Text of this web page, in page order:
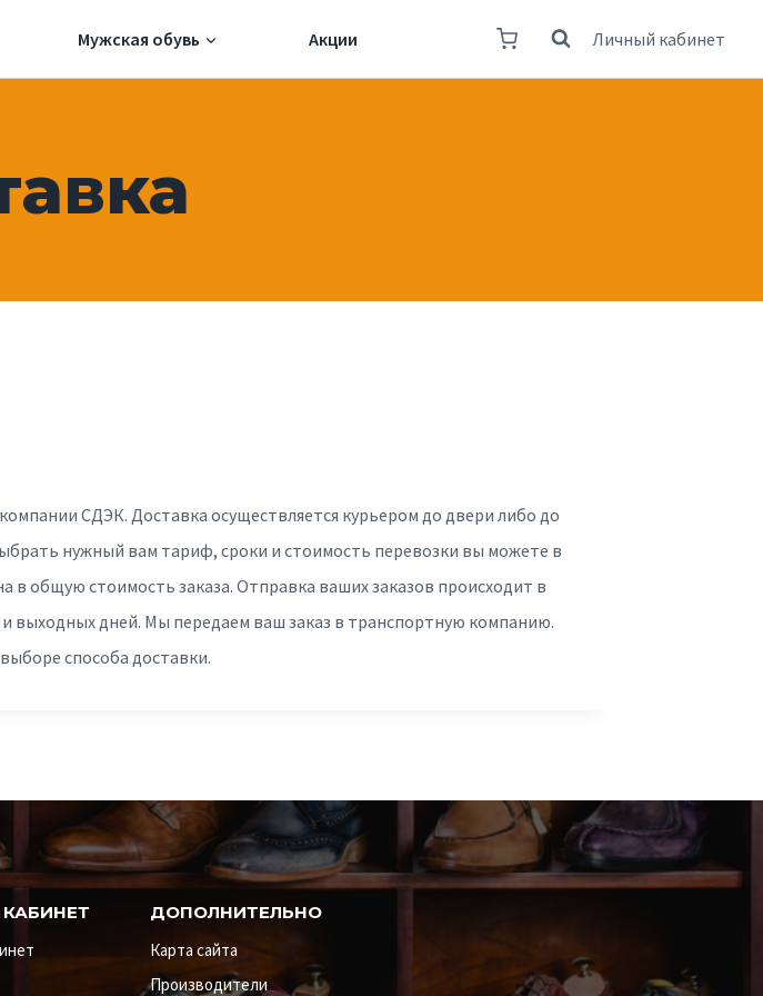
Мужская обувь Акции Личный кабинет
СДЭК. Доставка осуществляется курьером до двери либо до
нужный вам тариф, сроки и стоимость перевозки вы можете в
в общую стоимость заказа. Отправка ваших заказов происходит в
выходных дней. Мы передаем ваш заказ в транспортную компанию.
способа доставки.
ДОПОЛНИТЕЛЬНО
Карта сайта
Производители